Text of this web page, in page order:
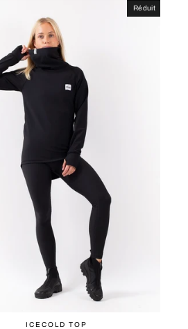
Réduit
ICECOLD TOP